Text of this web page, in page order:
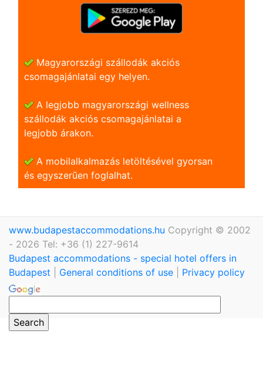
Magyarországi szállodák akciós
csomagajánlatai egy helyen.
A legjobb magyarországi wellness
szállodák akciós csomagajánlatai a
legjobb árakon.
A mobilalkalmazás letöltésével gyorsan
és egyszerũen foglalhat.
www.budapestaccommodations.hu Copyright © 2002
- 2026 Tel: +36 (1) 227-9614
Budapest accommodations - special hotel offers in
Budapest
General conditions of use Privacy policy